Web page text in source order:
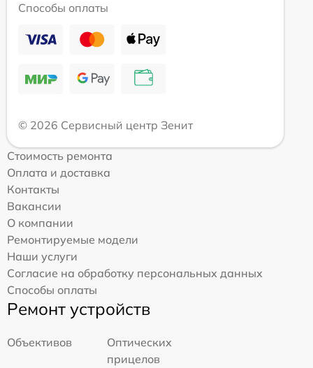
Способы оплаты
© 2026 Сервисный центр Зенит
Стоимость ремонта
Оплата и доставка
Контакты
Вакансии
О компании
Ремонтируемые модели
Наши услуги
Согласие на обработку персональных данных
Способы оплаты
Ремонт устройств
Объективов
Оптических
прицелов